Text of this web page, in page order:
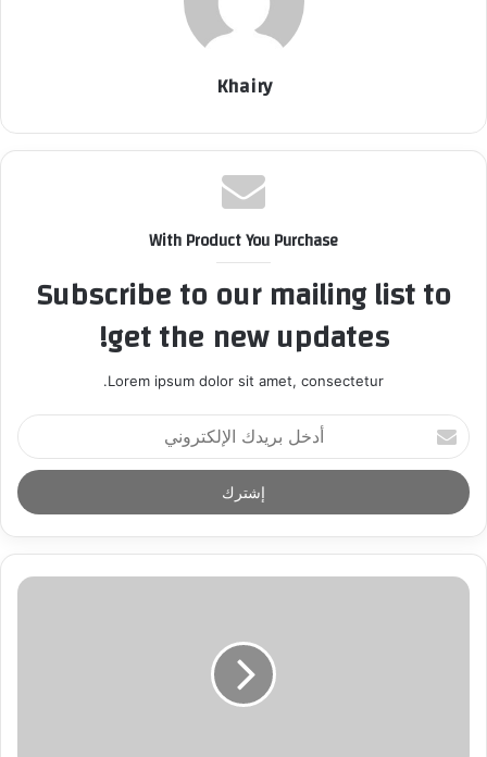
Khairy
With Product You Purchase
Subscribe to our mailing list to
get the new updates!
Lorem ipsum dolor sit amet, consectetur.
أ
د
خ
ل
ر
د